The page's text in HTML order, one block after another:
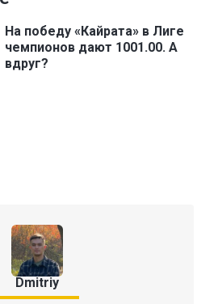
На победу «Кайрата» в Лиге
чемпионов дают 1001.00. А
вдруг?
Dmitriy